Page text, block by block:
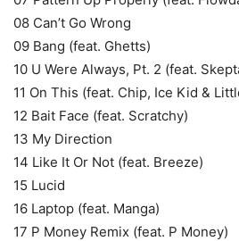
08 Can’t Go Wrong
09 Bang (feat. Ghetts)
10 U Were Always, Pt. 2 (feat.
11 On This (feat. Chip, Ice Kid &
12 Bait Face (feat. Scratchy)
13 My Direction
14 Like It Or Not (feat. Breeze)
15 Lucid
16 Laptop (feat. Manga)
17 P Money Remix (feat. P Money)